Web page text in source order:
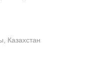
Казахстан